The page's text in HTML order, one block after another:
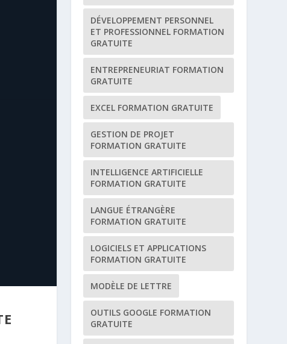
DÉVELOPPEMENT PERSONNEL
ET PROFESSIONNEL FORMATION
GRATUITE
ENTREPRENEURIAT FORMATION
GRATUITE
EXCEL FORMATION GRATUITE
GESTION DE PROJET
FORMATION GRATUITE
INTELLIGENCE ARTIFICIELLE
FORMATION GRATUITE
LANGUE ÉTRANGÈRE
FORMATION GRATUITE
LOGICIELS ET APPLICATIONS
FORMATION GRATUITE
MODÈLE DE LETTRE
OUTILS GOOGLE FORMATION
GRATUITE